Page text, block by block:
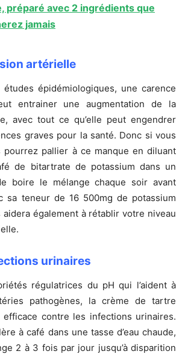
préparé avec 2 ingrédients que
jamais
artérielle
études épidémiologiques, une carence
entrainer une augmentation de la
avec tout ce qu’elle peut engendrer
graves pour la santé. Donc si vous
pourrez pallier à ce manque en diluant
de bitartrate de potassium dans un
boire le mélange chaque soir avant
sa teneur de 16 500mg de potassium
aidera également à rétablir votre niveau
urinaires
régulatrices du pH qui l’aident à
pathogènes, la crème de tartre
contre les infections urinaires.
à café dans une tasse d’eau chaude,
2 à 3 fois par jour jusqu’à disparition